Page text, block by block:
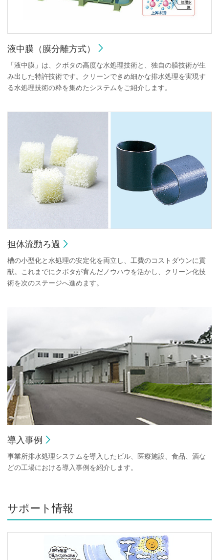
液中膜（膜分離方式）
「液中膜」は、クボタの高度な水処理技術と、独自の膜技術が生
み出した特許技術です。クリーンできめ細かな排水処理を実現す
る水処理技術の粋を集めたシステムをご紹介します。
担体流動ろ過
槽の小型化と水処理の安定化を両立し、工費のコストダウンに貢
献。これまでにクボタが育んだノウハウを活かし、クリーン化技
術を次のステージへ進めます。
導入事例
事業所排水処理システムを導入したビル、医療施設、食品、酒な
どの工場における導入事例を紹介します。
サポート情報